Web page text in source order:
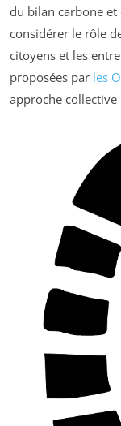
du bilan carbone et
considérer le rôle
citoyens et les
proposées par les
approche